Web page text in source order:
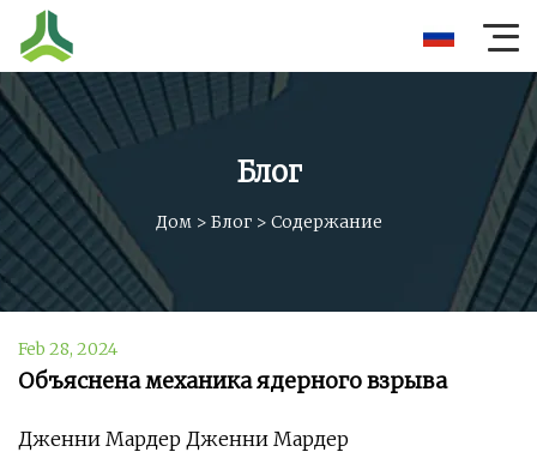
Блог
Дом > Блог> Содержание
Feb 28, 2024
Объяснена механика ядерного взрыва
Дженни Мардер Дженни Мардер